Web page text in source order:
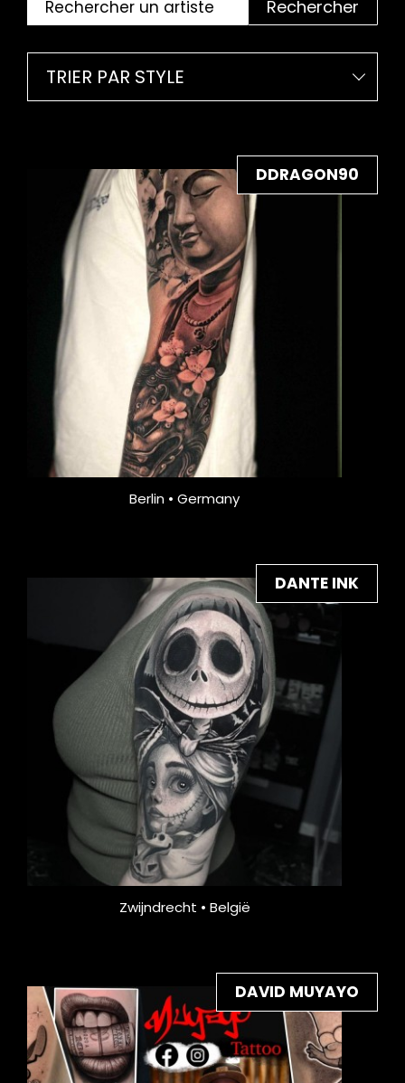
Rechercher
TRIER PAR STYLE
DDRAGON90
Berlin • Germany
DANTE INK
Zwijndrecht • België
DAVID MUYAYO